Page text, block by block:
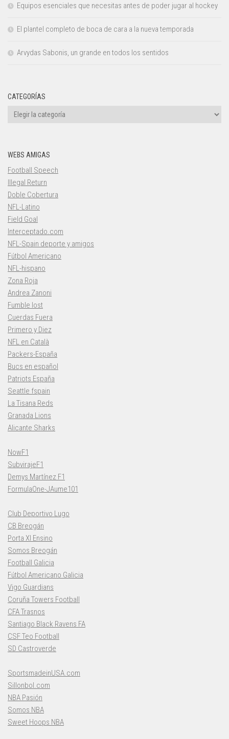
Equipos esenciales que necesitas antes de poder jugar al hockey
El plantel completo de boca de cara a la nueva temporada
Arvydas Sabonis, un grande en todos los sentidos
CATEGORÍAS
Categorías
WEBS AMIGAS
Football Speech
Illegal Return
Doble Cobertura
NFL-Latino
Field Goal
Interceptado.com
NFL-Spain deporte y amigos
Fútbol Americano
NFL-hispano
Zona Roja
Andrea Zanoni
Fumble lost
Cuerdas Fuera
Primero y Diez
NFL en Català
Packers-España
Bucs en español
Patriots España
Seattle fspain
La Tisana Reds
Granada Lions
Alicante Sharks
NowF1
SubvirajeF1
Demys Martínez F1
FormulaOne-JAume101
Club Deportivo Lugo
CB Breogán
Porta XI Ensino
Somos Breogán
Football Galicia
Fútbol Americano Galicia
Vigo Guardians
Coruña Towers Football
CFA Trasnos
Santiago Black Ravens FA
CSF Teo Football
SD Castroverde
SportsmadeinUSA.com
Sillonbol.com
NBA Pasión
Somos NBA
Sweet Hoops NBA